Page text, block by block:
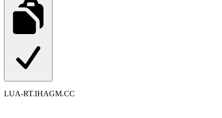
LUA-RT.IHAGM.CC